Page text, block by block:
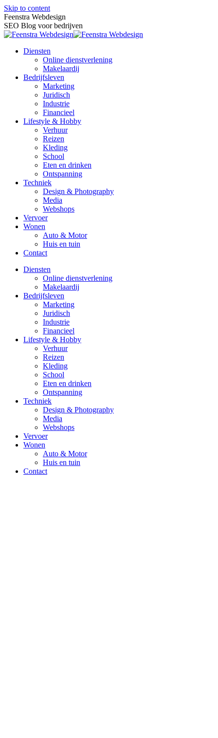
Skip to content
Feenstra Webdesign
SEO Blog voor bedrijven
Diensten
Online dienstverlening
Makelaardij
Bedrijfsleven
Marketing
Juridisch
Industrie
Financieel
Lifestyle & Hobby
Verhuur
Reizen
Kleding
School
Eten en drinken
Ontspanning
Techniek
Design & Photography
Media
Webshops
Vervoer
Wonen
Auto & Motor
Huis en tuin
Contact
Diensten
Online dienstverlening
Makelaardij
Bedrijfsleven
Marketing
Juridisch
Industrie
Financieel
Lifestyle & Hobby
Verhuur
Reizen
Kleding
School
Eten en drinken
Ontspanning
Techniek
Design & Photography
Media
Webshops
Vervoer
Wonen
Auto & Motor
Huis en tuin
Contact